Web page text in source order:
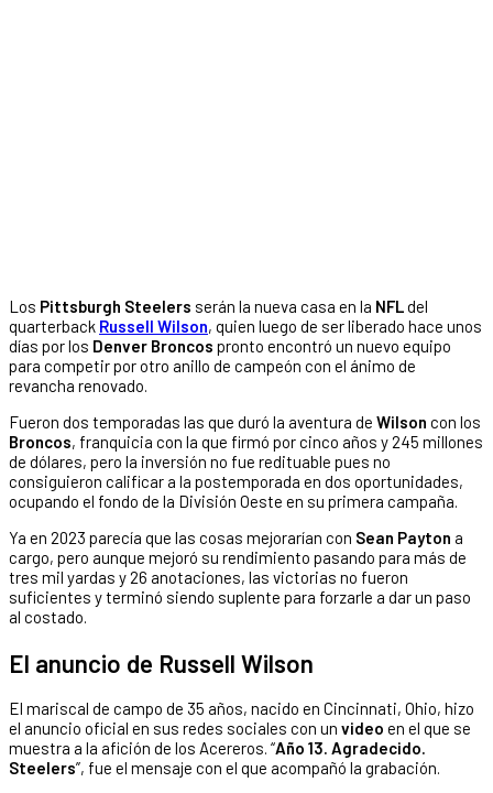
Los Pittsburgh Steelers serán la nueva casa en la NFLdel
quarterback Russell Wilson, quien luego de ser liberado hace unos
días por los Denver Broncos pronto encontró un nuevo equipo
para competir por otro anillo de campeón con el ánimo de
revancha renovado.
Fueron dos temporadas las que duró la aventura de Wilson con los
Broncos, franquicia con la que firmó por cinco años y 245 millones
de dólares, pero la inversión no fue redituable pues no
consiguieron calificar a la postemporada en dos oportunidades,
ocupando el fondo de la División Oeste en su primera campaña.
Ya en 2023 parecía que las cosas mejorarían con Sean Payton a
cargo, pero aunque mejoró su rendimiento pasando para más de
tres mil yardas y 26 anotaciones, las victorias no fueron
suficientes y terminó siendo suplente para forzarle a dar un paso
al costado.
El anuncio de Russell Wilson
El mariscal de campo de 35 años, nacido en Cincinnati, Ohio, hizo
el anuncio oficial en sus redes sociales con un video en el que se
muestra a la afición de los Acereros. “Año 13. Agradecido.
Steelers”, fue el mensaje con el que acompañó la grabación.